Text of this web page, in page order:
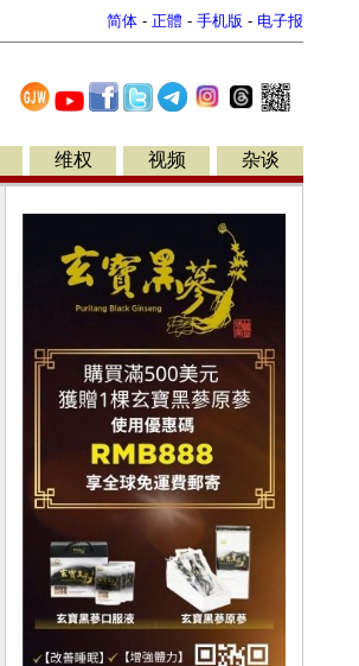
简体 - 正體 - 手机版 - 电子报
维权 视频 杂谈